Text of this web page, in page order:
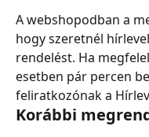
A webshopodban a
hogy szeretnél
rendelést. Ha
esetben pár percen
feliratkozónak a
Korábbi